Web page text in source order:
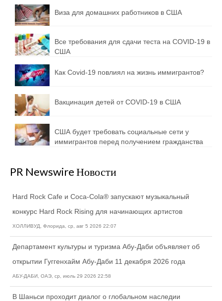
Виза для домашних работников в США
Все требования для сдачи теста на COVID-19 в
США
Как Covid-19 повлиял на жизнь иммигрантов?
Вакцинация детей от COVID-19 в США
США будет требовать социальные сети у
иммигрантов перед получением гражданства
PR Newswire Новости
Hard Rock Cafe и Coca-Cola® запускают музыкальный
конкурс Hard Rock Rising для начинающих артистов
ХОЛЛИВУД, Флорида, ср, авг 5 2026 22:07
Департамент культуры и туризма Абу-Даби объявляет об
открытии Гуггенхайм Абу-Даби 11 декабря 2026 года
АБУ-ДАБИ, ОАЭ, ср, июль 29 2026 22:58
В Шаньси проходит диалог о глобальном наследии